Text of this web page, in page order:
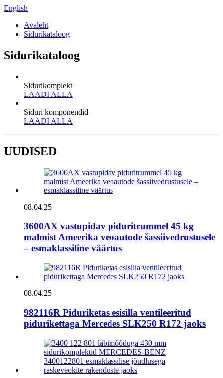
English
Avaleht
Sidurikataloog
Sidurikataloog
Sidurikomplekt
LAADI ALLA
Siduri komponendid
LAADI ALLA
UUDISED
08.04.25
3600AX vastupidav piduritrummel 45 kg
malmist Ameerika veoautode šassiivedrustusele
– esmaklassiline väärtus
08.04.25
982116R Piduriketas esisilla ventileeritud
pidurikettaga Mercedes SLK250 R172 jaoks